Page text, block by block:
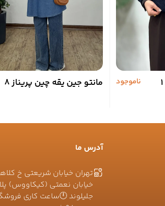
ناموجود مانتو جین یقه چین پریناز 8
آدرس ما
تهران خیابان شریعتی خ